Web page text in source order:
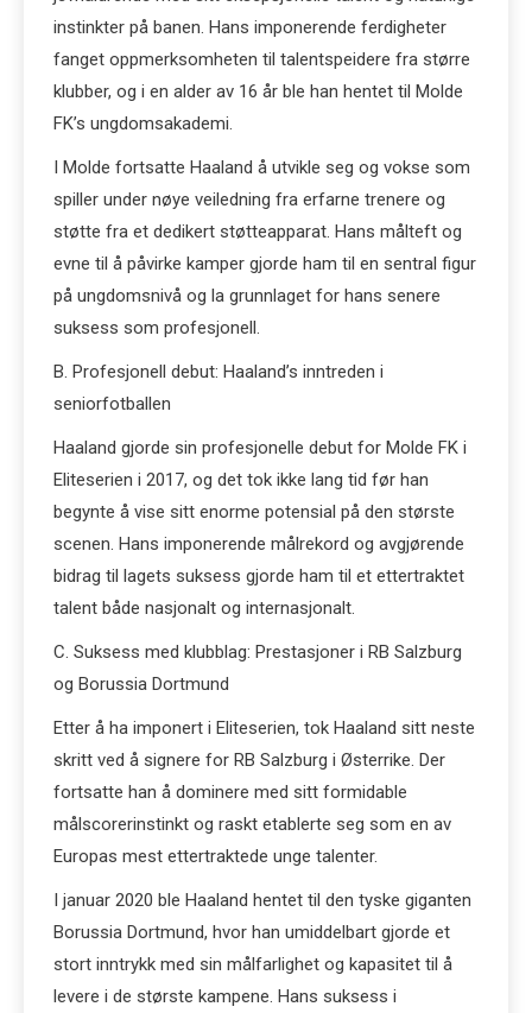
instinkter på banen. Hans imponerende ferdigheter
fanget oppmerksomheten til talentspeidere fra større
klubber, og i en alder av 16 år ble han hentet til Molde
FK’s ungdomsakademi.
I Molde fortsatte Haaland å utvikle seg og vokse som
spiller under nøye veiledning fra erfarne trenere og
støtte fra et dedikert støtteapparat. Hans målteft og
evne til å påvirke kamper gjorde ham til en sentral figur
på ungdomsnivå og la grunnlaget for hans senere
suksess som profesjonell.
B. Profesjonell debut: Haaland’s inntreden i
seniorfotballen
Haaland gjorde sin profesjonelle debut for Molde FK i
Eliteserien i 2017, og det tok ikke lang tid før han
begynte å vise sitt enorme potensial på den største
scenen. Hans imponerende målrekord og avgjørende
bidrag til lagets suksess gjorde ham til et ettertraktet
talent både nasjonalt og internasjonalt.
C. Suksess med klubblag: Prestasjoner i RB Salzburg
og Borussia Dortmund
Etter å ha imponert i Eliteserien, tok Haaland sitt neste
skritt ved å signere for RB Salzburg i Østerrike. Der
fortsatte han å dominere med sitt formidable
målscorerinstinkt og raskt etablerte seg som en av
Europas mest ettertraktede unge talenter.
I januar 2020 ble Haaland hentet til den tyske giganten
Borussia Dortmund, hvor han umiddelbart gjorde et
stort inntrykk med sin målfarlighet og kapasitet til å
levere i de største kampene. Hans suksess i